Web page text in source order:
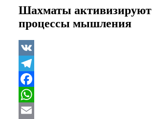
Шахматы активизируют
процессы мышления
VK
Telegram
Facebook
WhatsApp